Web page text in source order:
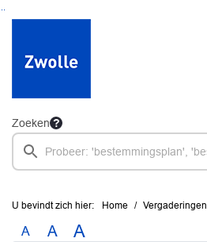
Ga naar de inhoud van deze pagina
Ga naar het zoeken
Ga naar het menu
Zoeken
U bevindt zich hier: Home Vergaderingen
A A A